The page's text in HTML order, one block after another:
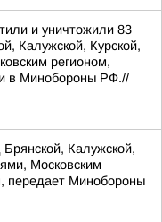
и уничтожили 83
Калужской, Курской,
регионом,
в Минобороны РФ.//
Калужской,
Московским
передает Минобороны